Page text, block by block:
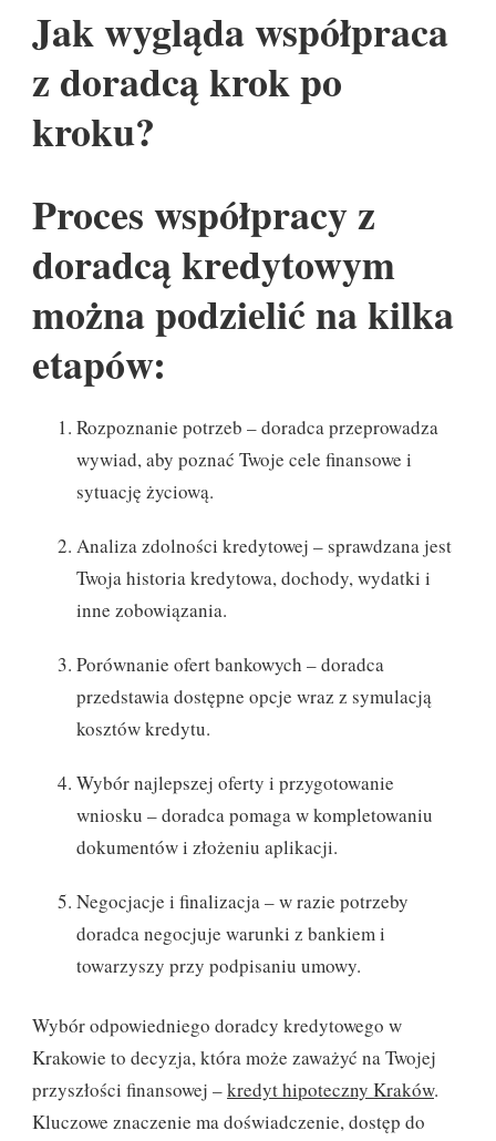
Jak wygląda współpraca
z doradcą krok po
kroku?
Proces współpracy z
doradcą kredytowym
można podzielić na kilka
etapów:
Rozpoznanie potrzeb – doradca przeprowadza
wywiad, aby poznać Twoje cele finansowe i
sytuację życiową.
Analiza zdolności kredytowej – sprawdzana jest
Twoja historia kredytowa, dochody, wydatki i
inne zobowiązania.
Porównanie ofert bankowych – doradca
przedstawia dostępne opcje wraz z symulacją
kosztów kredytu.
Wybór najlepszej oferty i przygotowanie
wniosku – doradca pomaga w kompletowaniu
dokumentów i złożeniu aplikacji.
Negocjacje i finalizacja – w razie potrzeby
doradca negocjuje warunki z bankiem i
towarzyszy przy podpisaniu umowy.
Wybór odpowiedniego doradcy kredytowego w
Krakowie to decyzja, która może zaważyć na Twojej
przyszłości finansowej –kredyt hipoteczny Kraków.
Kluczowe znaczenie ma doświadczenie, dostęp do